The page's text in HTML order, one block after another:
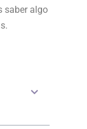
saber algo